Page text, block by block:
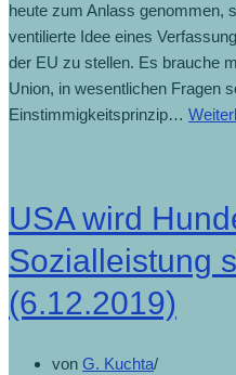
heute zum Anlass genommen,
ventilierte Idee eines
der EU zu stellen. Es brauche
Union, in wesentlichen Fragen
Einstimmigkeitsprinzip…
USA wird
Sozialleistung
(6.12.2019)
von G. Kuchta